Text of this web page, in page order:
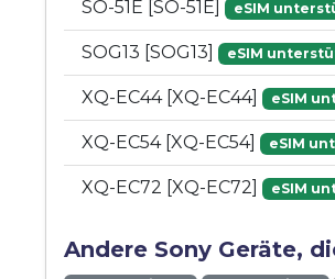
SO-51E [SO-51E] eSIM
SOG13 [SOG13] eSIM
XQ-EC44 [XQ-EC44] eSIM
XQ-EC54 [XQ-EC54] eSIM
XQ-EC72 [XQ-EC72] eSIM
Andere Sony Geräte,